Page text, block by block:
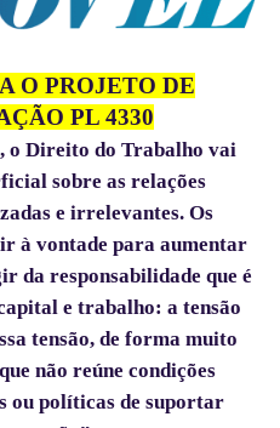
O PROJETO DE
PL 4330
o Direito do Trabalho vai
sobre as relações
e irrelevantes. Os
à vontade para aumentar
da responsabilidade que é
e trabalho: a tensão
tensão, de forma muito
não reúne condições
ou políticas de suportar